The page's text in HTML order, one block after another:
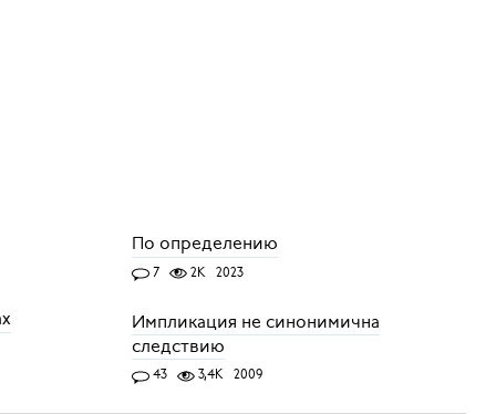
По определению
7 2K 2023
Импликация не синонимична
следствию
43 3,4K 2009